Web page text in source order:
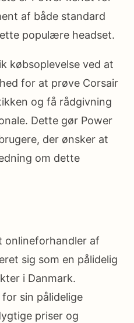
af både standard
populære headset.
købsoplevelse ved at
for at prøve Corsair
og få rådgivning
Dette gør Power
der ønsker at
om dette
onlineforhandler af
sig som en pålidelig
i Danmark.
sin pålidelige
priser og